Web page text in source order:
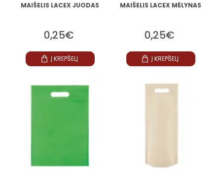
MAIŠELIS LACEX JUODAS
0,25€
Į KREPŠELĮ
MAIŠELIS LACEX MĖLYNAS
0,25€
Į KREPŠELĮ